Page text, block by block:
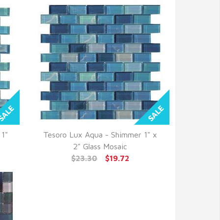
QUICK VIEW
Tesoro Lux Aqua - Shimmer 1" x
2" Glass Mosaic
$23.30
$19.72